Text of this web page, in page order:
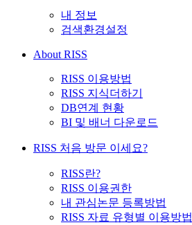
내 정보
검색환경설정
About RISS
RISS 이용방법
RISS 지식더하기
DB연계 현황
BI 및 배너 다운로드
RISS 처음 방문 이세요?
RISS란?
RISS 이용권한
내 관심논문 등록방법
RISS 자료 유형별 이용방법